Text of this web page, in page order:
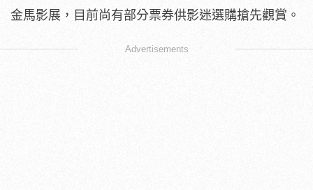
金馬影展，目前尚有部分票券供影迷選購搶先觀賞。
Advertisements